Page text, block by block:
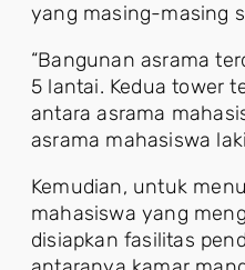
yang masing-masing
“Bangunan asrama
5 lantai. Kedua tower
antara asrama
asrama mahasiswa
Kemudian, untuk
mahasiswa yang
disiapkan fasilitas